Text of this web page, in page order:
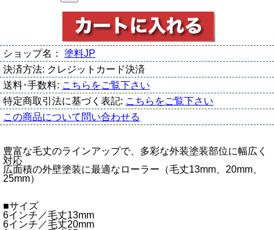
ショップ名： 塗料JP
決済方法: クレジットカード決済
送料･手数料: こちらをご覧下さい
特定商取引法に基づく表記: こちらをご覧下さい
この商品について問い合わせる
豊富な毛丈のラインアップで、多彩な外装塗装部位に幅広く
対応
広面積の外壁塗装に最適なローラー（毛丈13mm、20mm、
25mm）
■サイズ
6インチ／毛丈13mm
6インチ／毛丈20mm